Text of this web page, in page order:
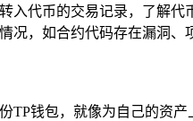
入代币的交易记录，了解
，如合约代码存在漏洞
TP钱包，就像为自己的资